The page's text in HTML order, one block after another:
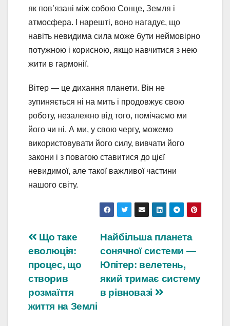
як пов’язані між собою Сонце, Земля і
атмосфера. І нарешті, воно нагадує, що
навіть невидима сила може бути неймовірно
потужною і корисною, якщо навчитися з нею
жити в гармонії.
Вітер — це дихання планети. Він не
зупиняється ні на мить і продовжує свою
роботу, незалежно від того, помічаємо ми
його чи ні. А ми, у свою чергу, можемо
використовувати його силу, вивчати його
закони і з повагою ставитися до цієї
невидимої, але такої важливої частини
нашого світу.
Навігація
записів
Найбільша планета
сонячної системи —
Юпітер: велетень,
який тримає систему
в рівновазі
Що таке
еволюція:
процес, що
створив
розмаїття
життя на Землі